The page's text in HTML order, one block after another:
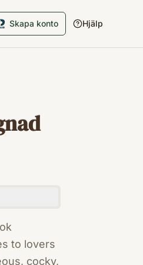
Skapa konto Hjälp
to lovers
cocky,